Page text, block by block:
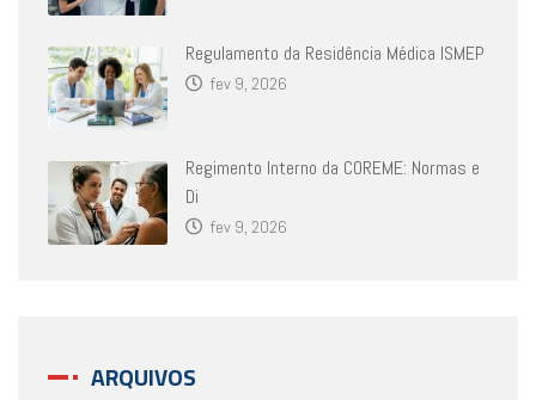
Regulamento da Residência Médica ISMEP
fev 9, 2026
Regimento Interno da COREME: Normas e
Di
fev 9, 2026
ARQUIVOS